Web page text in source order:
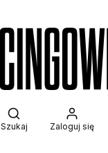
Otwórz wyszukiwarkę
Szukaj Zaloguj się